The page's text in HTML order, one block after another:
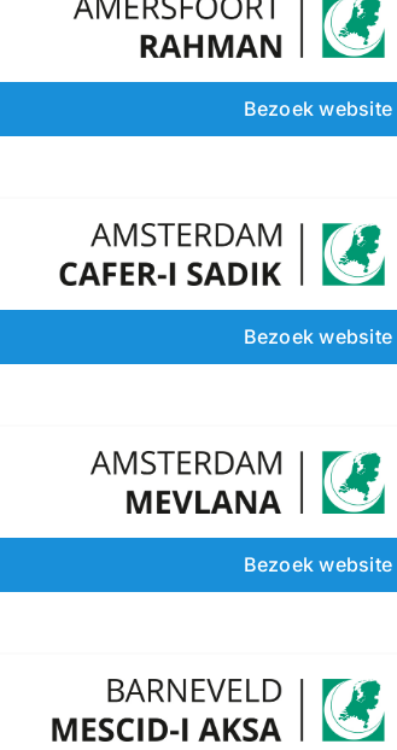
Bezoek website
Bezoek website
Bezoek website